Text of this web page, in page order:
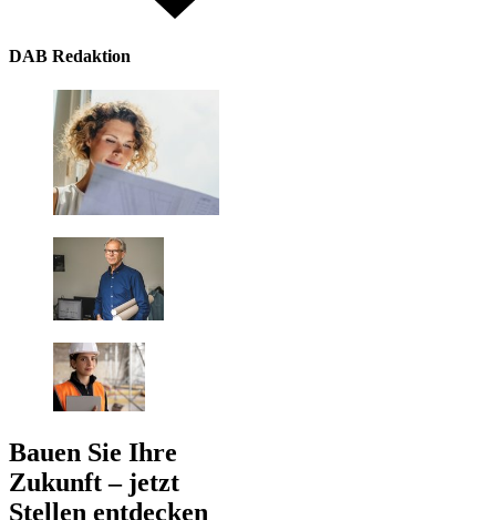
DAB Redaktion
Bauen Sie Ihre
Zukunft – jetzt
Stellen entdecken